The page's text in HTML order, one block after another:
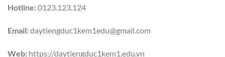
Hotline:0123.123.124
Email:daytiengduc1kem1edu@gmail.com
Web: https://daytiengduc1kem1.edu.vn